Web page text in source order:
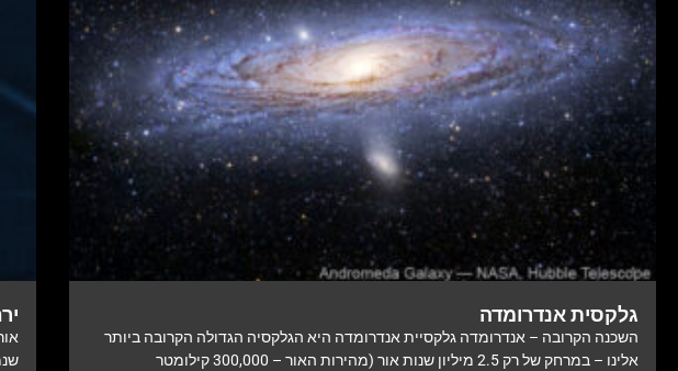
גלקסית אנדרומדה
השכנה הקרובה – אנדרומדה גלקסיית אנדרומדה היא הגלקסיה הגדולה הקרובה ביותר
אלינו – במרחק של רק 2.5 מיליון שנות אור (מהירות האור – 300,000 קילומטר
ירח